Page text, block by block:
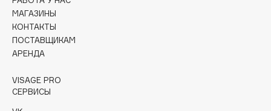
Curaprox
D
d'Alba
МАГАЗИНЫ
КОНТАКТЫ
ПОСТАВЩИКАМ
АРЕНДА
VISAGE PRO
СЕРВИСЫ